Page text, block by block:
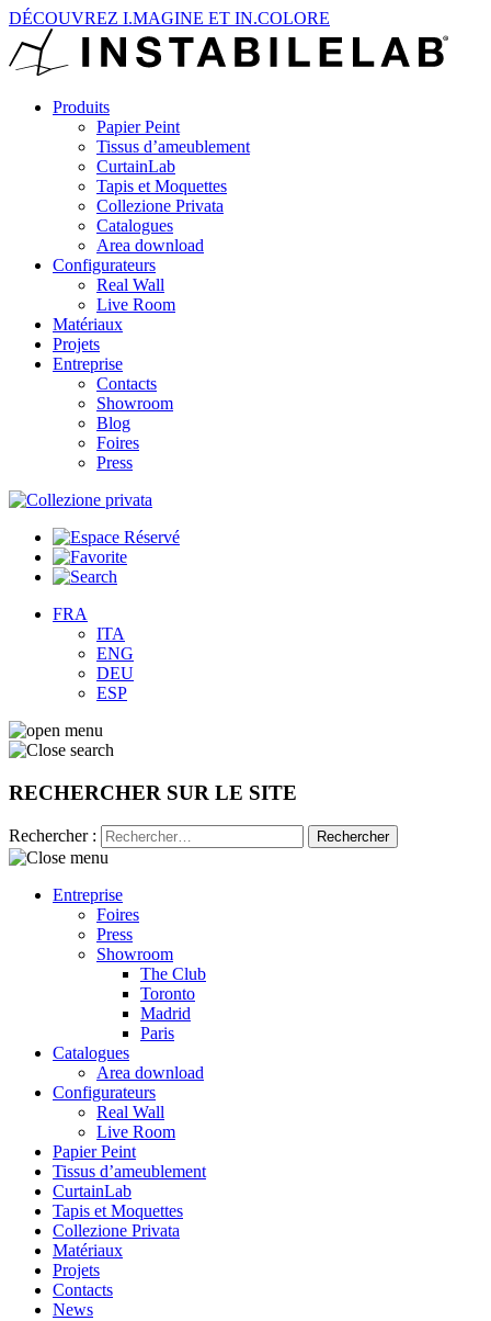
DÉCOUVREZ I.MAGINE ET IN.COLORE
Produits
Papier Peint
Tissus d’ameublement
CurtainLab
Tapis et Moquettes
Collezione Privata
Catalogues
Area download
Configurateurs
Real Wall
Live Room
Matériaux
Projets
Entreprise
Contacts
Showroom
Blog
Foires
Press
FRA
ITA
ENG
DEU
ESP
RECHERCHER SUR LE SITE
Rechercher :
Entreprise
Foires
Press
Showroom
The Club
Toronto
Madrid
Paris
Catalogues
Area download
Configurateurs
Real Wall
Live Room
Papier Peint
Tissus d’ameublement
CurtainLab
Tapis et Moquettes
Collezione Privata
Matériaux
Projets
Contacts
News